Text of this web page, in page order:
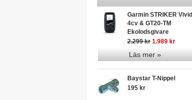
Garmin STRIKER Vivid
4cv & GT20-TM
Ekolodsgivare
2.299 kr 1.989 kr
Läs mer »
Baystar T-Nippel
195 kr